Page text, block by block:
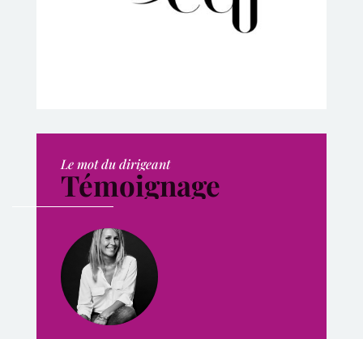
Le mot du dirigeant
Témoignage